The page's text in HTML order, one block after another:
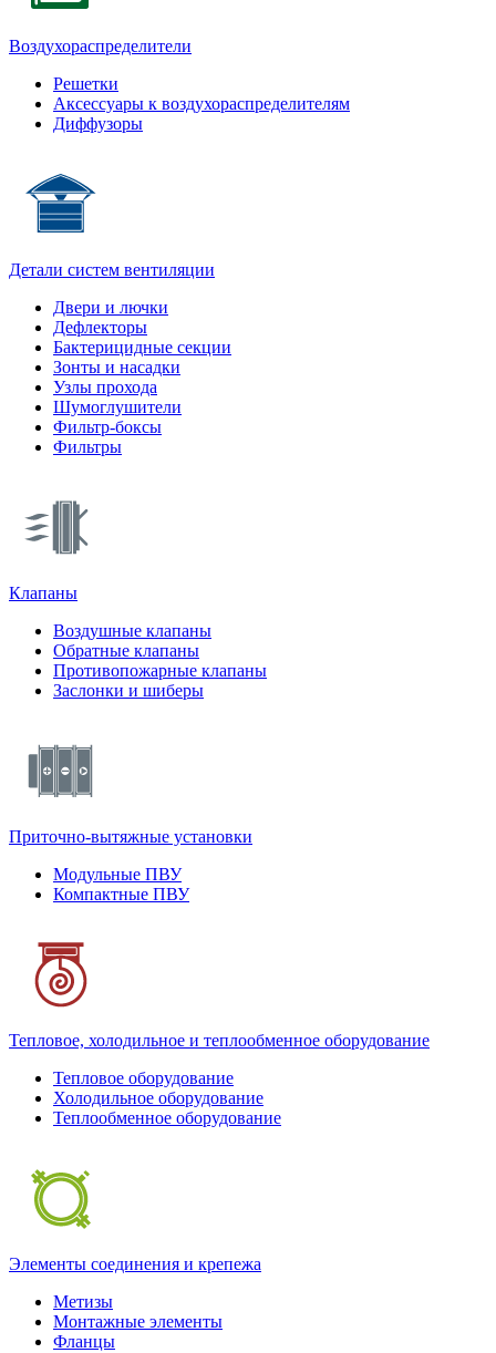
Воздухораспределители
Решетки
Аксессуары к воздухораспределителям
Диффузоры
Детали систем вентиляции
Двери и лючки
Дефлекторы
Бактерицидные секции
Зонты и насадки
Узлы прохода
Шумоглушители
Фильтр-боксы
Фильтры
Клапаны
Воздушные клапаны
Обратные клапаны
Противопожарные клапаны
Заслонки и шиберы
Приточно-вытяжные установки
Модульные ПВУ
Компактные ПВУ
Тепловое, холодильное и теплообменное оборудование
Тепловое оборудование
Холодильное оборудование
Теплообменное оборудование
Элементы соединения и крепежа
Метизы
Монтажные элементы
Фланцы